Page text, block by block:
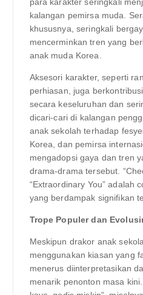
kalangan pemirsa muda.
khususnya, seringkali
mencerminkan tren yang
anak muda Korea.
Aksesori karakter, seperti
perhiasan, juga
secara keseluruhan dan
dicari-cari di kalangan
anak sekolah terhadap
Korea, dan pemirsa
mengadopsi gaya dan tren
drama-drama tersebut.
“Extraordinary You” adalah
yang berdampak signifikan
Trope Populer dan
Meskipun drakor anak
menggunakan kiasan yang
menerus diinterpretasikan
menarik penonton masa